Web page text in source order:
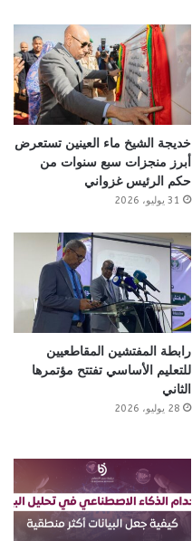
خديجة الشيخ ماء العينين تستعرض
أبرز منجزات سبع سنوات من
حكم الرئيس غزواني
31 يوليو، 2026
رابطة المفتشين المقاطعيين
للتعليم الأساسي تفتتح مؤتمرها
الثاني
28 يوليو، 2026